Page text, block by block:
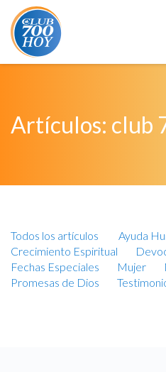
Artículos: club
Todos los artículos Ayuda
Crecimiento Espiritual
Fechas Especiales
Mujer
Promesas de Dios